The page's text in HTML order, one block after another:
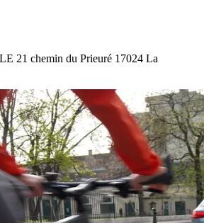
21 chemin du Prieuré 17024 La